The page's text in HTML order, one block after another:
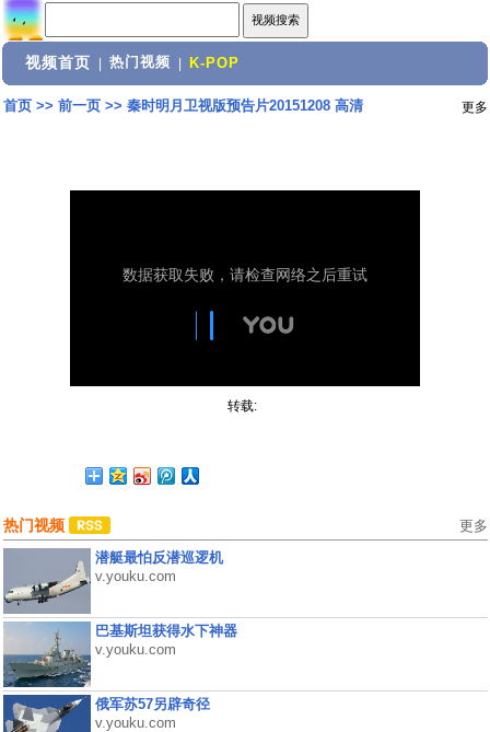
视频首页 热门视频 K-POP
首页>> 前一页>>秦时明月卫视版预告片20151208 高清 更多
转载:
热门视频 更多
潜艇最怕反潜巡逻机
v.youku.com
巴基斯坦获得水下神器
v.youku.com
俄军苏57另辟奇径
v.youku.com